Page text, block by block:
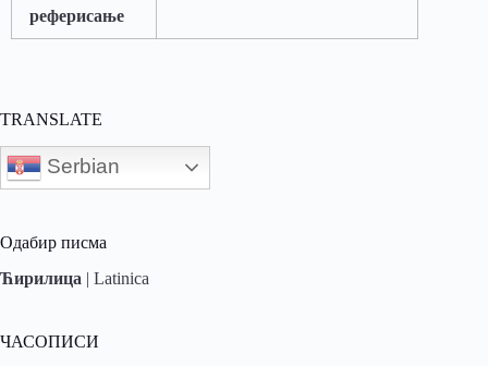
реферисање
TRANSLATE
Serbian
Одабир писма
Ћирилица | Latinica
ЧАСОПИСИ